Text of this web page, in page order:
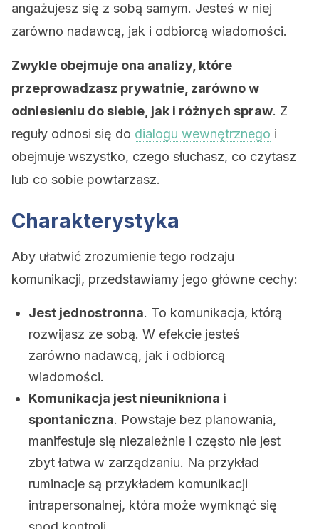
angażujesz się z sobą samym. Jesteś w niej
zarówno nadawcą, jak i odbiorcą wiadomości.
Zwykle obejmuje ona analizy, które
przeprowadzasz prywatnie, zarówno w
odniesieniu do siebie, jak i różnych spraw. Z
reguły odnosi się do dialogu wewnętrznego i
obejmuje wszystko, czego słuchasz, co czytasz
lub co sobie powtarzasz.
Charakterystyka
Aby ułatwić zrozumienie tego rodzaju
komunikacji, przedstawiamy jego główne cechy:
Jest jednostronna. To komunikacja, którą
rozwijasz ze sobą. W efekcie jesteś
zarówno nadawcą, jak i odbiorcą
wiadomości.
Komunikacja jest nieunikniona i
spontaniczna. Powstaje bez planowania,
manifestuje się niezależnie i często nie jest
zbyt łatwa w zarządzaniu. Na przykład
ruminacje są przykładem komunikacji
intrapersonalnej, która może wymknąć się